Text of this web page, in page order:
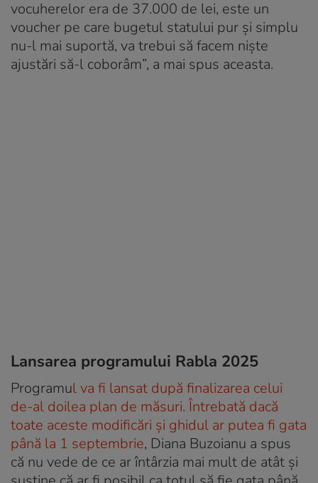
vocuherelor era de 37.000 de lei, este un
voucher pe care bugetul statului pur şi simplu
nu-l mai suportă, va trebui să facem nişte
ajustări să-l coborâm”, a mai spus aceasta.
Lansarea programului Rabla 2025
Programul va fi lansat după finalizarea celui
de-al doilea plan de măsuri. Întrebată dacă
toate aceste modificări și ghidul ar putea fi gata
până la 1 septembrie, Diana Buzoianu a spus
că nu vede de ce ar întârzia mai mult de atât și